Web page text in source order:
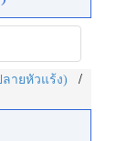
ลายหัวแร้ง) /